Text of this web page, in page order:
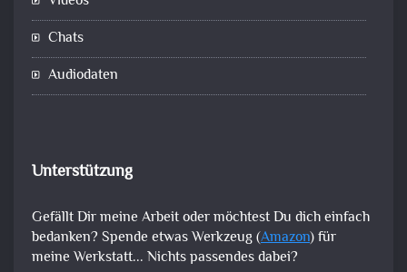
Chats
Audiodaten
Unterstützung
Gefällt Dir meine Arbeit oder möchtest Du dich einfach
bedanken? Spende etwas Werkzeug (Amazon) für
meine Werkstatt... Nichts passendes dabei?